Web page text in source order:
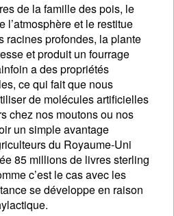
de la famille des pois, le
l’atmosphère et le restitue
racines profondes, la plante
et produit un fourrage
a des propriétés
ce qui fait que nous
de molécules artificielles
chez nos moutons ou nos
un simple avantage
du Royaume-Uni
85 millions de livres sterling
c’est le cas avec les
se développe en raison